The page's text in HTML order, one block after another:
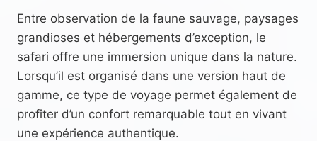
Entre observation de la faune sauvage, paysages
grandioses et hébergements d’exception, le
safari offre une immersion unique dans la nature.
Lorsqu’il est organisé dans une version haut de
gamme, ce type de voyage permet également de
profiter d’un confort remarquable tout en vivant
une expérience authentique.